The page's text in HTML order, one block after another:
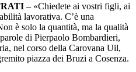
– «Chiedete ai vostri figli, ai
lavorativa. C’è una
è solo la quantità, ma la qualità
di Pierpaolo Bombardieri,
nel corso della Carovana Uil,
piazza dei Bruzi a Cosenza.